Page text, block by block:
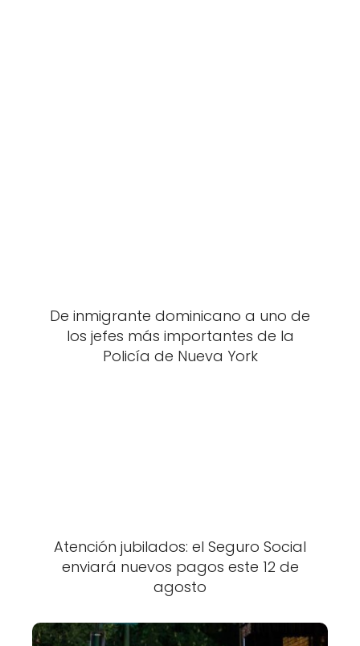
De inmigrante dominicano a uno de
los jefes más importantes de la
Policía de Nueva York
Atención jubilados: el Seguro Social
enviará nuevos pagos este 12 de
agosto